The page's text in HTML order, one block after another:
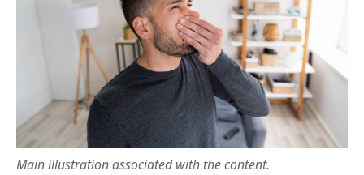
Main illustration associated with the content.